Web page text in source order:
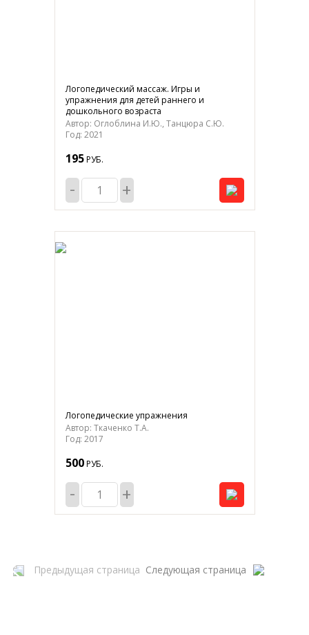
Логопедический массаж. Игры и
упражнения для детей раннего и
дошкольного возраста
Автор: Оглоблина И.Ю., Танцюра С.Ю.
Год: 2021
195РУБ.
- +
Логопедические упражнения
Автор: Ткаченко Т.А.
Год: 2017
500РУБ.
- +
Предыдущая страница Следующая страница